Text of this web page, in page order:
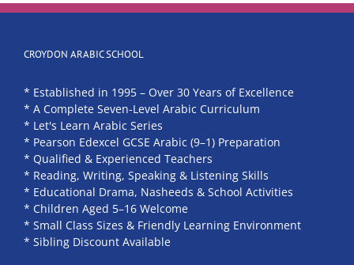
CROYDON ARABIC SCHOOL
* Established in 1995 – Over 30 Years of Excellence
* A Complete Seven-Level Arabic Curriculum
* Let's Learn Arabic Series
* Pearson Edexcel GCSE Arabic (9–1) Preparation
* Qualified & Experienced Teachers
* Reading, Writing, Speaking & Listening Skills
* Educational Drama, Nasheeds & School Activities
* Children Aged 5–16 Welcome
* Small Class Sizes & Friendly Learning Environment
* Sibling Discount Available